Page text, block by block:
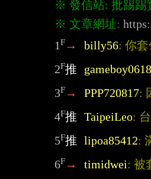
※ 文章網址:
1F → billy56: 你
2F推 gameboy0618
3F → PPP720817:
4F推 TaipeiLeo:
5F推 lipoa85412:
6F → timidwei: 被